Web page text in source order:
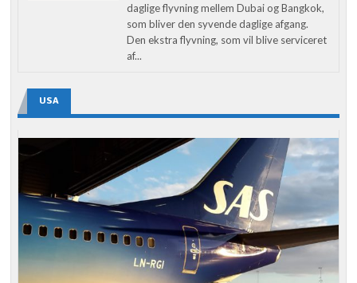
daglige flyvning mellem Dubai og Bangkok,
som bliver den syvende daglige afgang.
Den ekstra flyvning, som vil blive serviceret
af...
USA